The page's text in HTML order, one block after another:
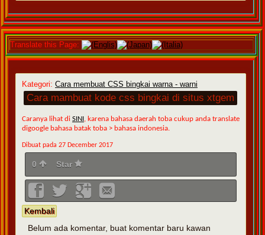
Translate this Page: (Englis) (Japan) (Italia)
Kategori: Cara membuat CSS bingkai warna - warni
Cara mambuat kode css bingkai di situs xtgem
Caranya lihat di SINI , karena bahasa daerah toba cukup anda translate
digoogle bahasa batak toba > bahasa indonesia.
Dibuat pada 27 December 2017
0 Star
Kembali
Belum ada komentar, buat komentar baru kawan